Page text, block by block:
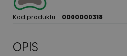
Kod produktu: 0000000318
OPIS